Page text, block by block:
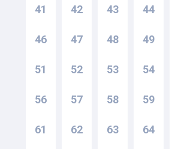
41 42 43 44
46 47 48 49
51 52 53 54
56 57 58 59
61 62 63 64